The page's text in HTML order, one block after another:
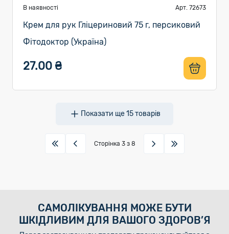
В наявності Арт. 72673
Крем для рук Гліцериновий 75 г, персиковий
Фітодоктор (Україна)
27.00 ₴
Показати ще15товарів
Сторінка 3з 8
САМОЛІКУВАННЯ МОЖЕ БУТИ
ШКІДЛИВИМ ДЛЯ ВАШОГО ЗДОРОВ’Я